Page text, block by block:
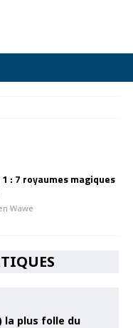
: 7 royaumes magiques
Wawe
la plus folle du